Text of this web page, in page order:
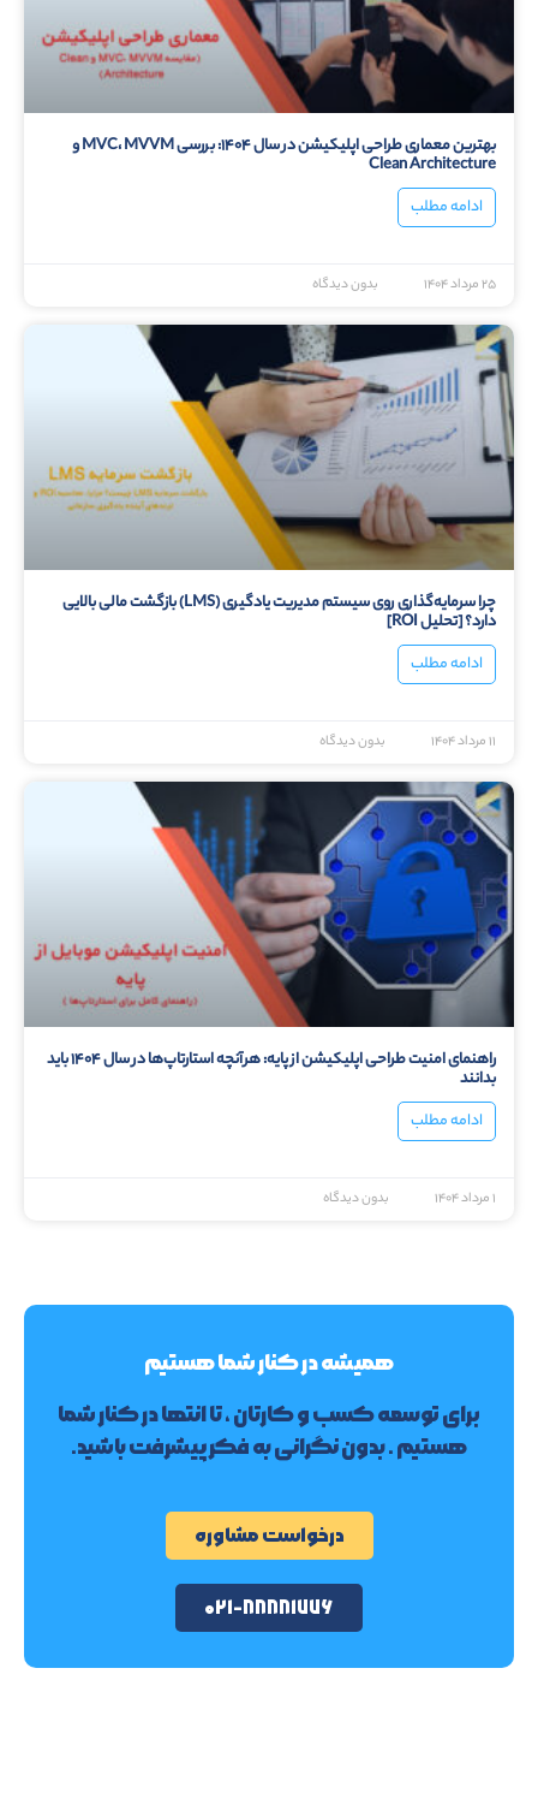
بهترین معماری طراحی اپلیکیشن در سال ۱۴۰۴: بررسی MVC، MVVM و
Clean Architecture
ادامه مطلب
۲۵ مرداد ۱۴۰۴ بدون دیدگاه
چرا سرمایه‌گذاری روی سیستم مدیریت یادگیری (LMS) بازگشت مالی بالایی
دارد؟ [تحلیل ROI]
ادامه مطلب
۱۱ مرداد ۱۴۰۴ بدون دیدگاه
راهنمای امنیت طراحی اپلیکیشن از پایه: هرآنچه استارتاپ‌ها در سال ۱۴۰۴ باید
بدانند
ادامه مطلب
۱ مرداد ۱۴۰۴ بدون دیدگاه
همیشه در کنار شما هستیم
برای توسعه کسب و کارتان ، تا انتها در کنار شما
هستیم . بدون نگرانی به فکر پیشرفت باشید.
درخواست مشاوره
۰۲۱-۸۸۸۸۱۷۷۶